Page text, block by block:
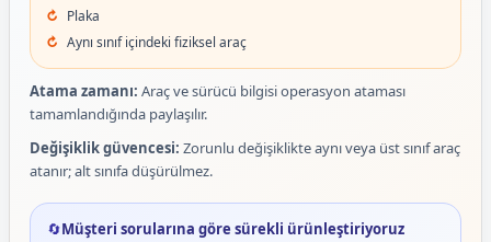
Plaka
Aynı sınıf içindeki fiziksel araç
Atama zamanı: Araç ve sürücü bilgisi operasyon ataması
tamamlandığında paylaşılır.
Değişiklik güvencesi: Zorunlu değişiklikte aynı veya üst sınıf araç
atanır; alt sınıfa düşürülmez.
🔄Müşteri sorularına göre sürekli ürünleştiriyoruz